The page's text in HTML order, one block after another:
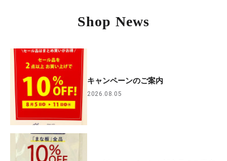
Shop News
キャンペーンのご案内
2026.08.05